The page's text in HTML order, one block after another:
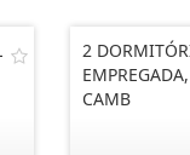
2
CAMB